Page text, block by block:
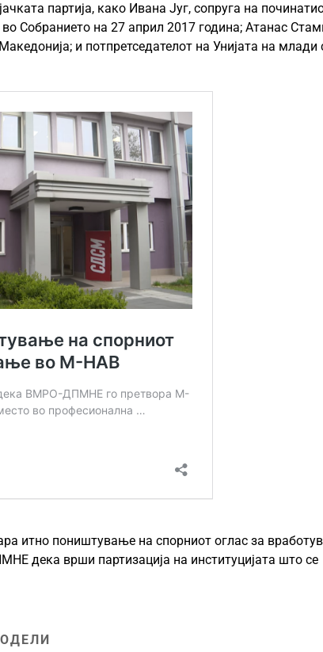
партија, како Ивана Југ, сопруга на
Собранието на 27 април 2017 година; Атанас
и потпретседателот на Унијата на млади
итно поништување на спорниот оглас за
дека врши партизација на институцијата што се